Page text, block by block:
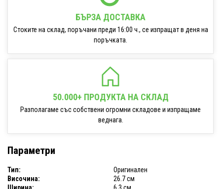
БЪРЗА ДОСТАВКА
Стоките на склад, поръчани преди 16:00 ч., се изпращат в деня на
поръчката.
50.000+ ПРОДУКТА НА СКЛАД
Разполагаме със собствени огромни складове и изпращаме
веднага.
Параметри
Тип:
Оригинален
Височина:
26.7 см